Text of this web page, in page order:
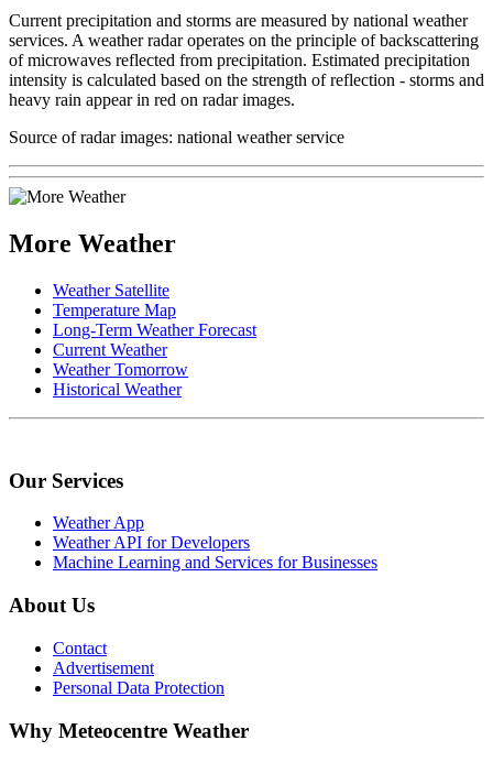
Current precipitation and storms are measured by national weather
services. A weather radar operates on the principle of backscattering
of microwaves reflected from precipitation. Estimated precipitation
intensity is calculated based on the strength of reflection - storms and
heavy rain appear in red on radar images.
Source of radar images: national weather service
More Weather
Weather Satellite
Temperature Map
Long-Term Weather Forecast
Current Weather
Weather Tomorrow
Historical Weather
Our Services
Weather App
Weather API for Developers
Machine Learning and Services for Businesses
About Us
Contact
Advertisement
Personal Data Protection
Why Meteocentre Weather